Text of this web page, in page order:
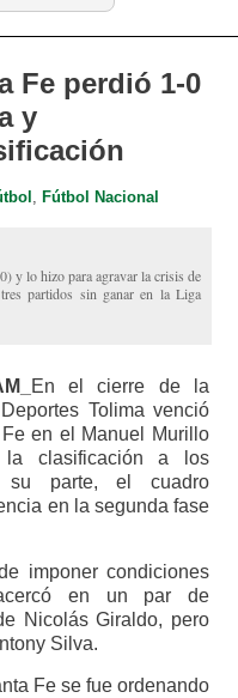
Fe perdió 1-0
y
, Fútbol Nacional
y lo hizo para agravar la crisis de
partidos sin ganar en la Liga
En el cierre de la
Tolima venció
en el Manuel Murillo
clasificación a los
su parte, el cuadro
en la segunda fase
imponer condiciones
en un par de
Nicolás Giraldo, pero
Silva.
Fe se fue ordenando